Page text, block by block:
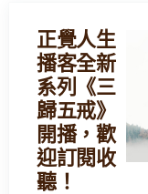
正覺人生
播客全新
系列《三
歸五戒》
開播，歡
迎訂閱收
聽！